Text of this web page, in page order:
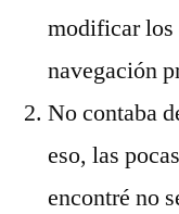
modificar los
navegación
No contaba
eso, las
encontré no